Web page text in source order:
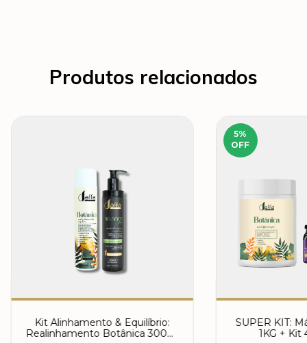
Produtos relacionados
Kit Alinhamento & Equilíbrio:
Realinhamento Botânica 300ml
5%
OFF
SUPER KIT:
1KG + Kit